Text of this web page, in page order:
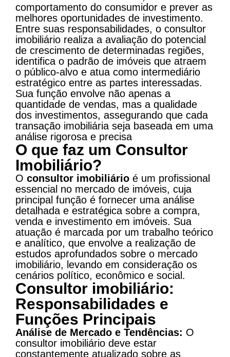
comportamento do consumidor e prever as
melhores oportunidades de investimento.
Entre suas responsabilidades, o consultor
imobiliário realiza a avaliação do potencial
de crescimento de determinadas regiões,
identifica o padrão de imóveis que atraem
o público-alvo e atua como intermediário
estratégico entre as partes interessadas.
Sua função envolve não apenas a
quantidade de vendas, mas a qualidade
dos investimentos, assegurando que cada
transação imobiliária seja baseada em uma
análise rigorosa e precisa​
O que faz um Consultor
Imobiliário?
O consultor imobiliário é um profissional
essencial no mercado de imóveis, cuja
principal função é fornecer uma análise
detalhada e estratégica sobre a compra,
venda e investimento em imóveis. Sua
atuação é marcada por um trabalho teórico
e analítico, que envolve a realização de
estudos aprofundados sobre o mercado
imobiliário, levando em consideração os
cenários político, econômico e social.
Consultor imobiliário:
Responsabilidades e
Funções Principais
Análise de Mercado e Tendências: O
consultor imobiliário deve estar
constantemente atualizado sobre as